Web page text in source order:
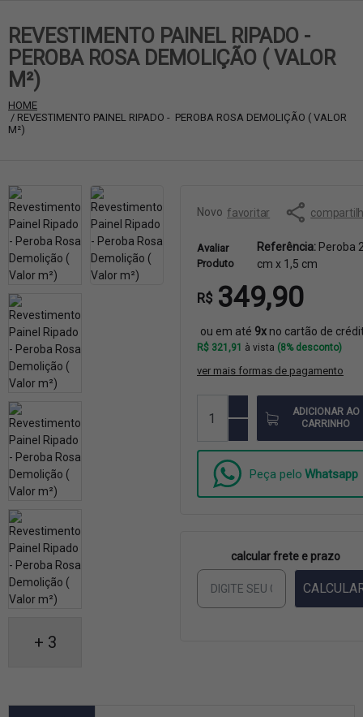
REVESTIMENTO PAINEL RIPADO -
PEROBA ROSA DEMOLIÇÃO ( VALOR
M²)
HOME
M²)
+ 3
Novo favoritar
Avaliar
Produto
Referência: Peroba
cm x 1,5 cm
R$ 349,90
ou em até 9xno cartão de
R$ 321,91 à vista (8% desconto)
ver mais formas de pagamento
ADICIONAR AO
CARRINHO
Peça pelo Whatsapp
calcular frete e prazo